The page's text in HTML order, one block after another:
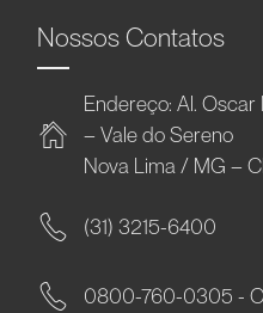
Nossos Contatos
Endereço: Al.
– Vale do Sereno
Nova Lima / MG –
(31) 3215-6400
0800-760-0305 -